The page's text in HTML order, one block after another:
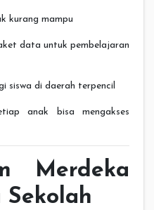
kurang mampu
data untuk pembelajaran
siswa di daerah terpencil
anak bisa mengakses
Merdeka
Sekolah